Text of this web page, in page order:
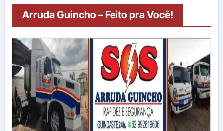
Arruda Guincho – Feito pra Você!